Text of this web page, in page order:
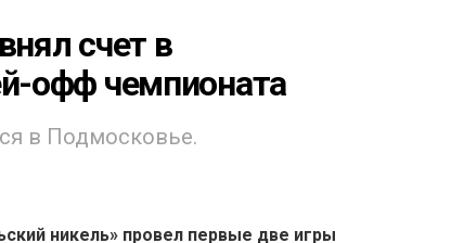
счет в
офф чемпионата
в Подмосковье.
никель» провел первые две игры